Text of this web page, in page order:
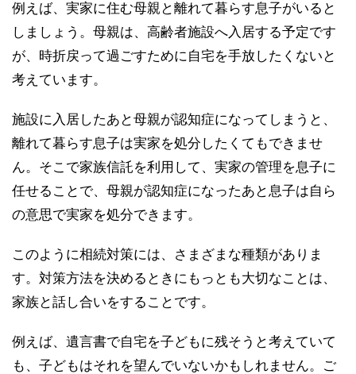
例えば、実家に住む母親と離れて暮らす息子がいると
しましょう。母親は、高齢者施設へ入居する予定です
が、時折戻って過ごすために自宅を手放したくないと
考えています。
施設に入居したあと母親が認知症になってしまうと、
離れて暮らす息子は実家を処分したくてもできませ
ん。そこで家族信託を利用して、実家の管理を息子に
任せることで、母親が認知症になったあと息子は自ら
の意思で実家を処分できます。
このように相続対策には、さまざまな種類がありま
す。対策方法を決めるときにもっとも大切なことは、
家族と話し合いをすることです。
例えば、遺言書で自宅を子どもに残そうと考えていて
も、子どもはそれを望んでいないかもしれません。ご